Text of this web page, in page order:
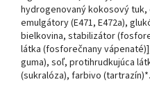
hydrogenovaný kokosový
emulgátory (E471, E472a),
bielkovina, stabilizátor
látka (fosforečnany
guma), soľ, protihrudkujúca
(sukralóza), farbivo (tartrazín)*.